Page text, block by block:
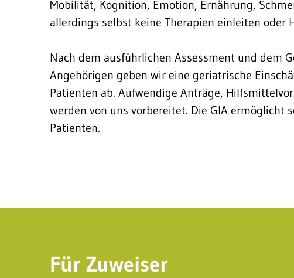
Mobilität, Kognition, Emotion, Ernährung,
allerdings selbst keine Therapien einleiten oder
Nach dem ausführlichen Assessment und dem
Angehörigen geben wir eine geriatrische
Patienten ab. Aufwendige Anträge,
werden von uns vorbereitet. Die GIA ermöglicht
Patienten.
Für Zuweiser